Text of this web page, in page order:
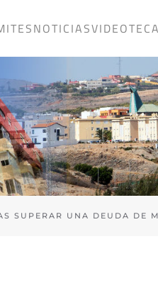
NOTICIASVIDEOTECA
SUPERAR UNA DEUDA DE